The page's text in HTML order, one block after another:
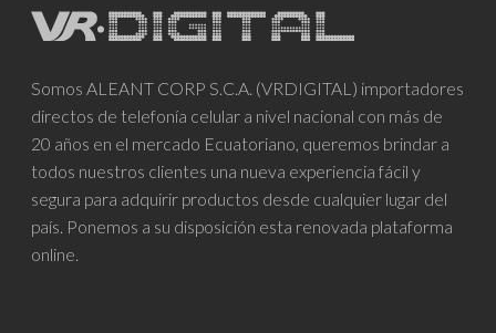
Somos ALEANT CORP S.C.A. (VRDIGITAL) importadores
directos de telefonía celular a nivel nacional con más de
20 años en el mercado Ecuatoriano, queremos brindar a
todos nuestros clientes una nueva experiencia fácil y
segura para adquirir productos desde cualquier lugar del
país. Ponemos a su disposición esta renovada plataforma
online.